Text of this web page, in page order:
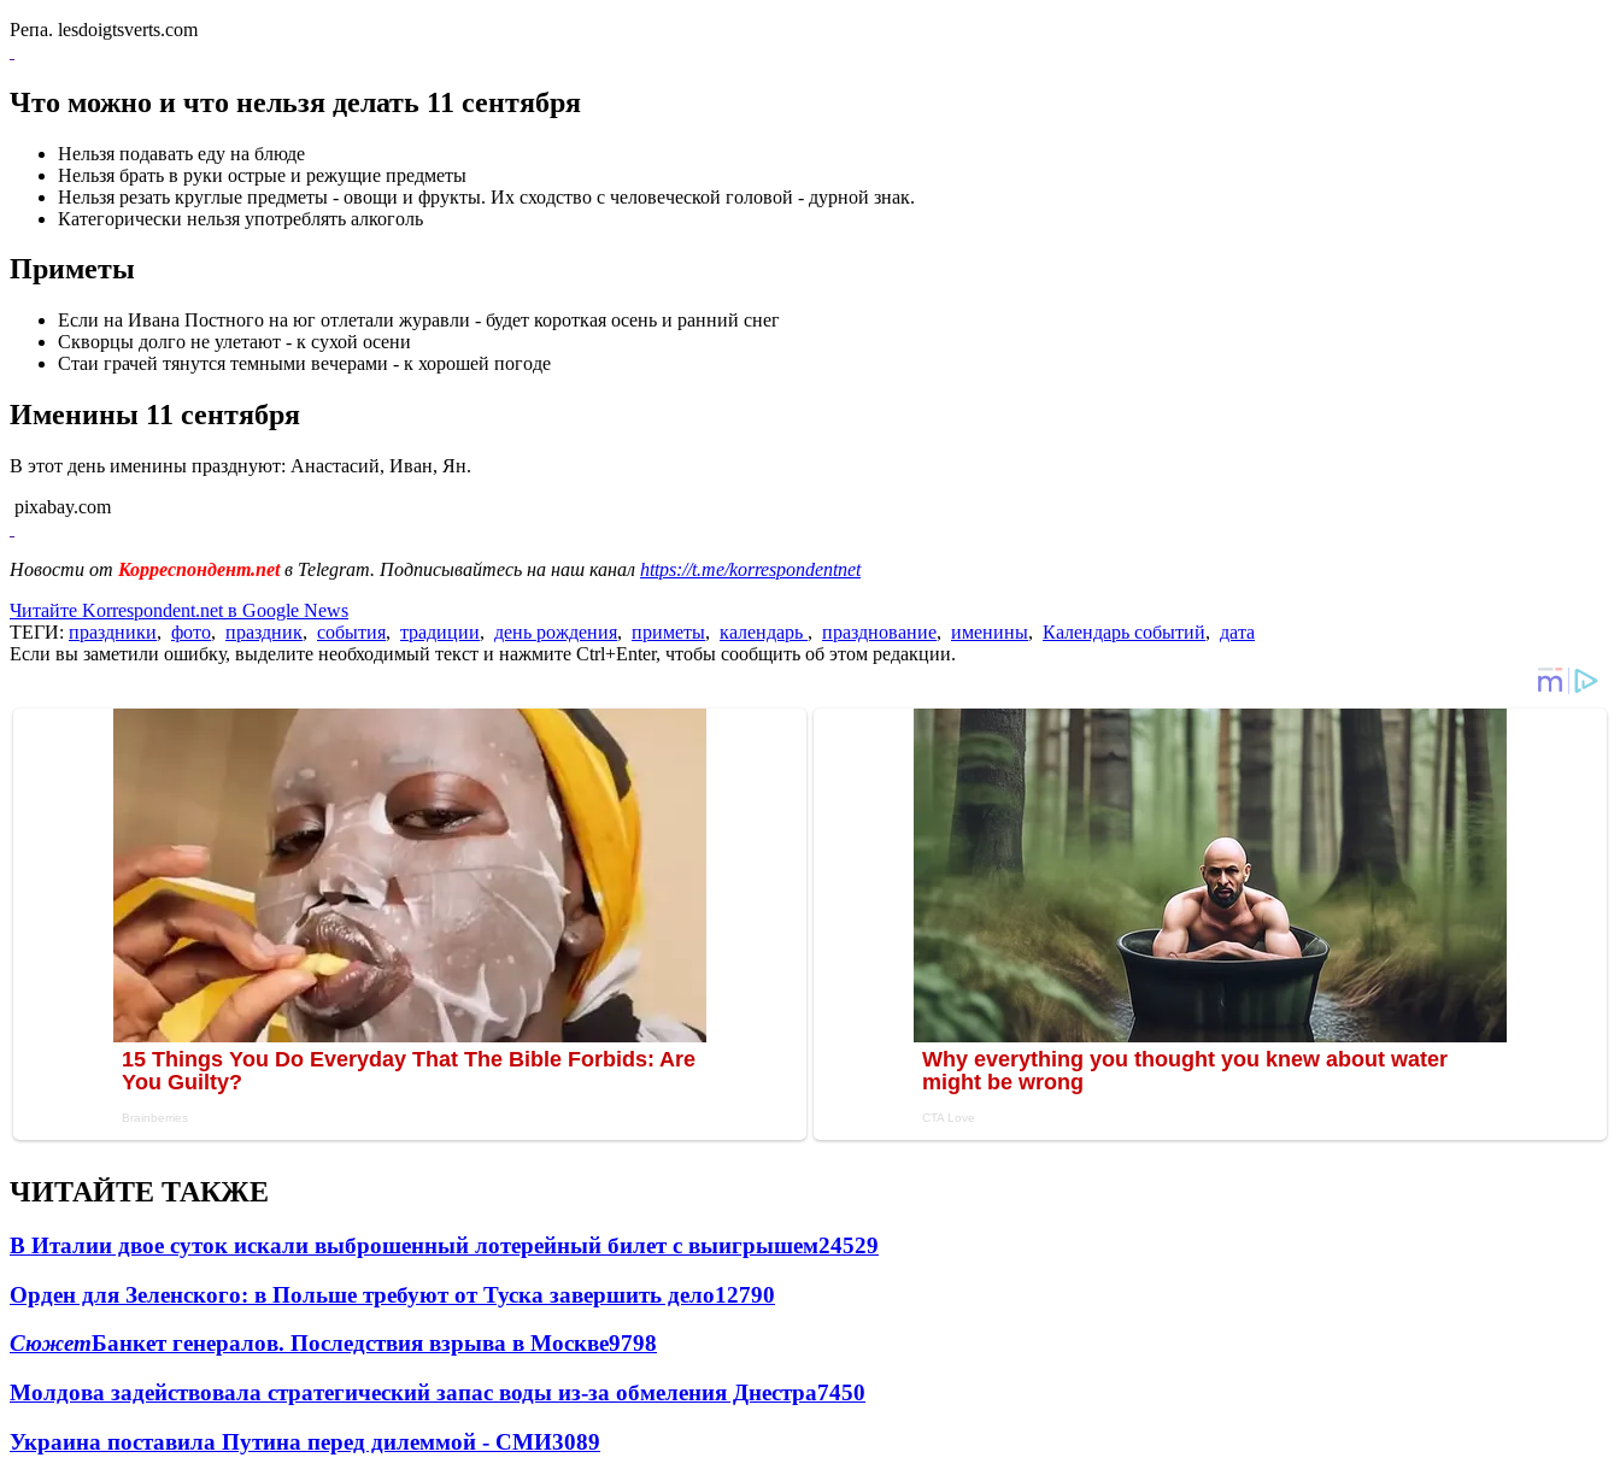
Репа. lesdoigtsverts.com
Что можно и что нельзя делать 11 сентября
Нельзя подавать еду на блюде
Нельзя брать в руки острые и режущие предметы
Нельзя резать круглые предметы - овощи и фрукты. Их сходство с человеческой головой - дурной знак.
Категорически нельзя употреблять алкоголь
Приметы
Если на Ивана Постного на юг отлетали журавли - будет короткая осень и ранний снег
Скворцы долго не улетают - к сухой осени
Стаи грачей тянутся темными вечерами - к хорошей погоде
Именины 11 сентября
В этот день именины празднуют: Анастасий, Иван, Ян.
pixabay.com
Новости от Корреспондент.netв Telegram. Подписывайтесь на наш канал https://t.me/korrespondentnet
Читайте Korrespondent.net в Google News
ТЕГИ: праздники, фото, праздник, события, традиции, день рождения, приметы, календарь , празднование, именины, Календарь событий, дата
Если вы заметили ошибку, выделите необходимый текст и нажмите Ctrl+Enter, чтобы сообщить об этом редакции.
ЧИТАЙТЕ ТАКЖЕ
В Италии двое суток искали выброшенный лотерейный билет с выигрышем24529
Орден для Зеленского: в Польше требуют от Туска завершить дело12790
СюжетБанкет генералов. Последствия взрыва в Москве9798
Молдова задействовала стратегический запас воды из-за обмеления Днестра7450
Украина поставила Путина перед дилеммой - СМИ3089